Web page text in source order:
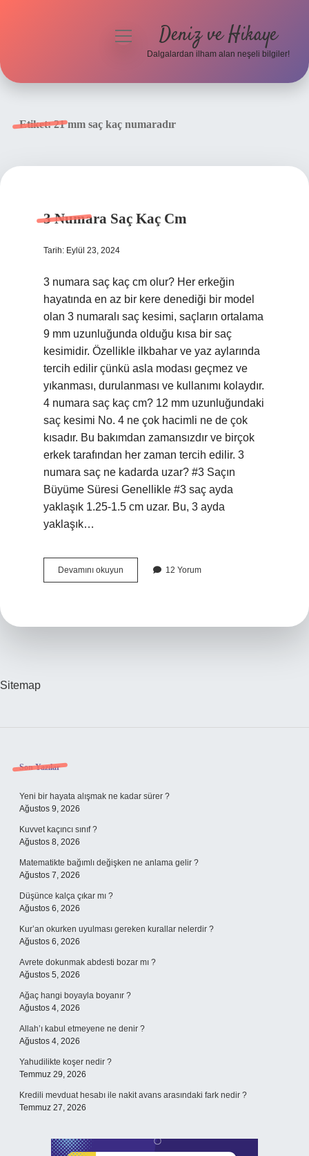
menüyü
Deniz ve Hikaye
Dalgalardan ilham alan neşeli bilgiler!
Etiket:21 mm saç kaç numaradır
3 Numara Saç Kaç Cm
Tarih: Eylül 23, 2024
3 numara saç kaç cm olur? Her erkeğin
hayatında en az bir kere denediği bir model
olan 3 numaralı saç kesimi, saçların ortalama
9 mm uzunluğunda olduğu kısa bir saç
kesimidir. Özellikle ilkbahar ve yaz aylarında
tercih edilir çünkü asla modası geçmez ve
yıkanması, durulanması ve kullanımı kolaydır.
4 numara saç kaç cm? 12 mm uzunluğundaki
saç kesimi No. 4 ne çok hacimli ne de çok
kısadır. Bu bakımdan zamansızdır ve birçok
erkek tarafından her zaman tercih edilir. 3
numara saç ne kadarda uzar? #3 Saçın
Büyüme Süresi Genellikle #3 saç ayda
yaklaşık 1.25-1.5 cm uzar. Bu, 3 ayda
yaklaşık…
Devamını okuyun
Numara
12 Yorum
Sitemap
Sidebar
Son Yazılar
Yeni bir hayata alışmak ne kadar sürer ?
Ağustos 9, 2026
Kuvvet kaçıncı sınıf ?
Ağustos 8, 2026
Matematikte bağımlı değişken ne anlama gelir ?
Ağustos 7, 2026
Düşünce kalça çıkar mı ?
Ağustos 6, 2026
Kur’an okurken uyulması gereken kurallar nelerdir ?
Ağustos 6, 2026
Avrete dokunmak abdesti bozar mı ?
Ağustos 5, 2026
Ağaç hangi boyayla boyanır ?
Ağustos 4, 2026
Allah’ı kabul etmeyene ne denir ?
Ağustos 4, 2026
Yahudilikte koşer nedir ?
Temmuz 29, 2026
Kredili mevduat hesabı ile nakit avans arasındaki fark nedir ?
Temmuz 27, 2026